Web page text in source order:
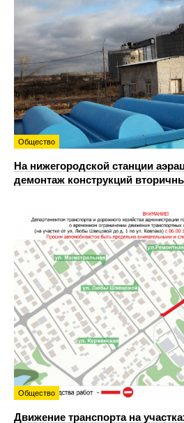
Общество
На нижегородской станции
демонтаж конструкций
Общество
Движение транспорта на